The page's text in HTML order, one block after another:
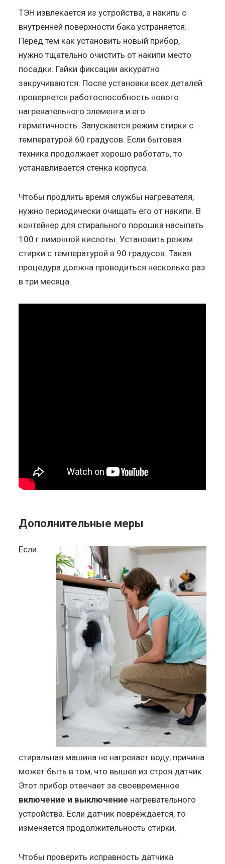
ТЭН извлекается из устройства, а накипь с
внутренней поверхности бака устраняется.
Перед тем как установить новый прибор,
нужно тщательно очистить от накипи место
посадки. Гайки фиксации аккуратно
закручиваются. После установки всех деталей
проверяется работоспособность нового
нагревательного элемента и его
герметичность. Запускается режим стирки с
температурой 60 градусов. Если бытовая
техника продолжает хорошо работать, то
устанавливается стенка корпуса.
Чтобы продлить время службы нагревателя,
нужно периодически очищать его от накипи. В
контейнер для стирального порошка насыпать
100 г лимонной кислоты. Установить режим
стирки с температурой в 90 градусов. Такая
процедура должна проводиться несколько раз
в три месяца.
Дополнительные меры
Если
стиральная машина не нагревает воду, причина
может быть в том, что вышел из строя датчик.
Этот прибор отвечает за своевременное
включение и выключение нагревательного
устройства. Если датчик повреждается, то
изменяется продолжительность стирки.
Чтобы проверить исправность датчика